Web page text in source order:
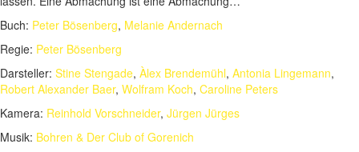
Buch: Peter Bösenberg, Melanie Andernach
Regie: Peter Bösenberg
Darsteller: Stine Stengade, Àlex Brendemühl, Antonia Lingemann,
Robert Alexander Baer, Wolfram Koch, Caroline Peters
Kamera: Reinhold Vorschneider, Jürgen Jürges
Musik: Bohren & Der Club of Gorenich